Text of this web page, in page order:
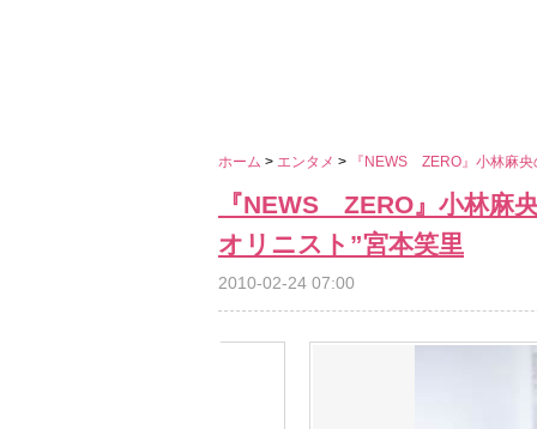
ホーム > エンタメ > 『NEWS ZERO』小林麻
『NEWS ZERO』小林麻
オリニスト”宮本笑里
2010-02-24 07:00